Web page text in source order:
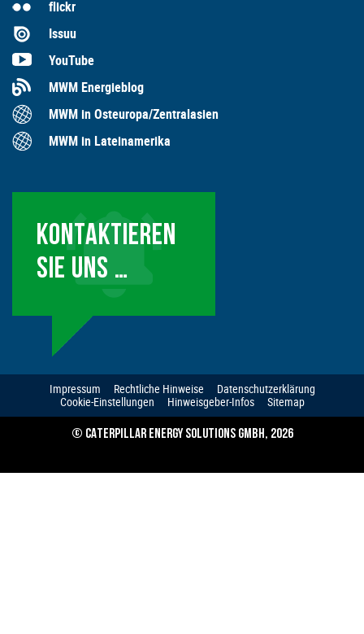
flickr
Issuu
YouTube
MWM Energieblog
MWM in Osteuropa/Zentralasien
MWM in Lateinamerika
KONTAKTIEREN
SIE UNS …
Impressum Rechtliche Hinweise
Datenschutzerklärung
Cookie-Einstellungen
Hinweisgeber-Infos Sitemap
© CATERPILLAR ENERGY SOLUTIONS GMBH, 2026